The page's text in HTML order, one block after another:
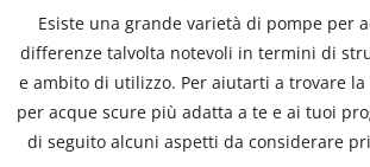
Esiste una grande varietà di pompe per
differenze talvolta notevoli in termini di
e ambito di utilizzo. Per aiutarti a trovare la
per acque scure più adatta a te e ai tuoi
di seguito alcuni aspetti da considerare